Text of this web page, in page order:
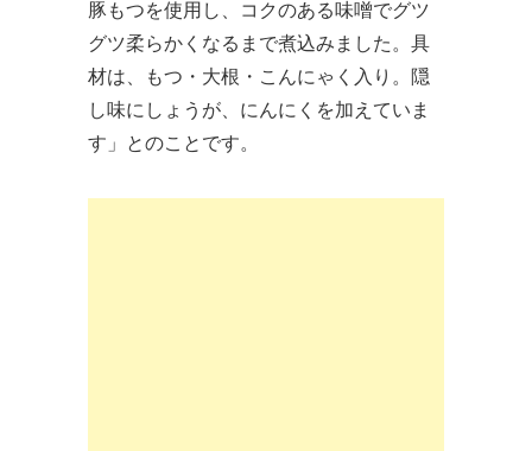
豚もつを使用し、コクのある味噌でグツ
グツ柔らかくなるまで煮込みました。具
材は、もつ・大根・こんにゃく入り。隠
し味にしょうが、にんにくを加えていま
す」とのことです。